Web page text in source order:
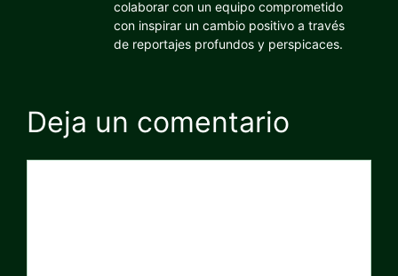
colaborar con un equipo comprometido
con inspirar un cambio positivo a través
de reportajes profundos y perspicaces.
Deja un comentario